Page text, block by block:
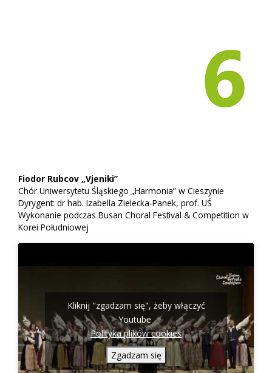
Fiodor Rubcov „Vjeniki”
Chór Uniwersytetu Śląskiego „Harmonia” w Cieszynie
Dyrygent: dr hab. Izabella Zielecka-Panek, prof. UŚ
Wykonanie podczas Busan Choral Festival & Competition w
Korei Południowej
Kliknij "zgadzam się", żeby włączyć
Youtube
Polityka plików cookies
Zgadzam się